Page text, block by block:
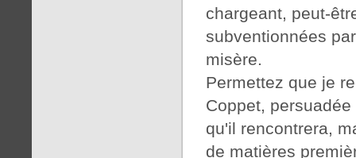
chargeant, peut-
subventionnées
misère.
Permettez que je
Coppet,
qu'il rencontrera,
de matières